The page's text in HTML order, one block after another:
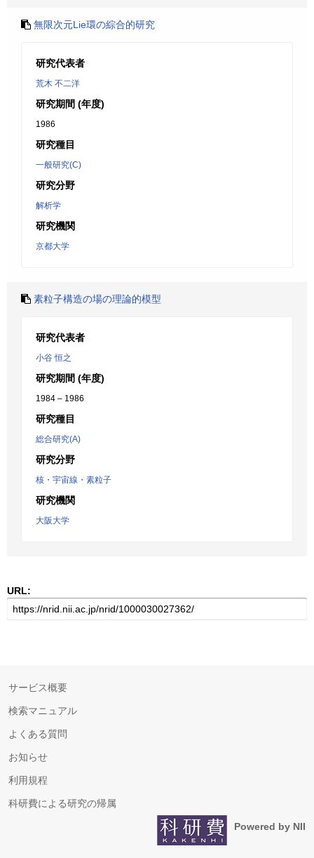
無限次元Lie環の綜合的研究
研究代表者
荒木 不二洋
研究期間 (年度)
1986
研究種目
一般研究(C)
研究分野
解析学
研究機関
京都大学
素粒子構造の場の理論的模型
研究代表者
小谷 恒之
研究期間 (年度)
1984 – 1986
研究種目
総合研究(A)
研究分野
核・宇宙線・素粒子
研究機関
大阪大学
URL:
サービス概要
検索マニュアル
よくある質問
お知らせ
利用規程
科研費による研究の帰属
Powered by NII